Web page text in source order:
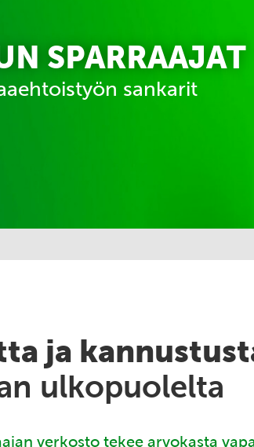
SPARRAAJAT
sankarit
ja
ulkopuolelta
verkosto tekee arvokasta